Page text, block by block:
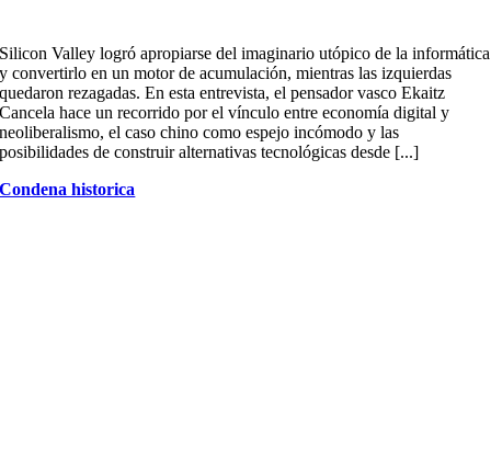
Silicon Valley logró apropiarse del imaginario utópico de la informática
y convertirlo en un motor de acumulación, mientras las izquierdas
quedaron rezagadas. En esta entrevista, el pensador vasco Ekaitz
Cancela hace un recorrido por el vínculo entre economía digital y
neoliberalismo, el caso chino como espejo incómodo y las
posibilidades de construir alternativas tecnológicas desde [...]
Condena historica